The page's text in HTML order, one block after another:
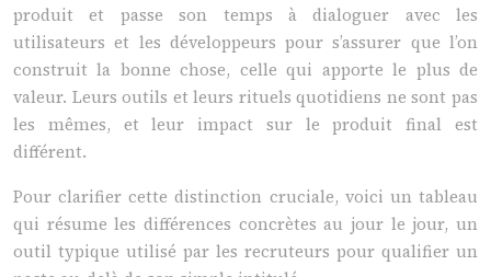
produit et passe son temps à dialoguer avec les
utilisateurs et les développeurs pour s’assurer que l’on
construit la bonne chose, celle qui apporte le plus de
valeur. Leurs outils et leurs rituels quotidiens ne sont pas
les mêmes, et leur impact sur le produit final est
différent.
Pour clarifier cette distinction cruciale, voici un tableau
qui résume les différences concrètes au jour le jour, un
outil typique utilisé par les recruteurs pour qualifier un